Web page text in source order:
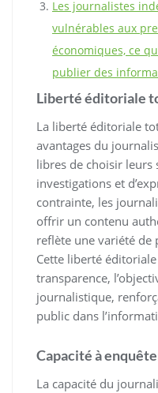
Les journalistes
vulnérables aux
économiques, ce
publier des
Liberté éditoriale
La liberté éditoriale
avantages du
libres de choisir leurs
investigations et
contrainte, les
offrir un contenu
reflète une variété de
Cette liberté
transparence,
journalistique,
public dans
Capacité à
La capacité du